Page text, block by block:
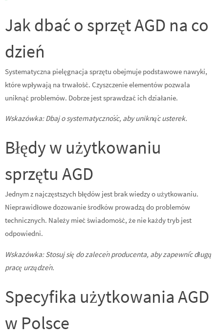
Jak dbać o sprzęt AGD na co
dzień
Systematyczna pielęgnacja sprzętu obejmuje podstawowe nawyki,
które wpływają na trwałość. Czyszczenie elementów pozwala
uniknąć problemów. Dobrze jest sprawdzać ich działanie.
Wskazówka: Dbaj o systematyczność, aby uniknąć usterek.
Błędy w użytkowaniu
sprzętu AGD
Jednym z najczęstszych błędów jest brak wiedzy o użytkowaniu.
Nieprawidłowe dozowanie środków prowadzą do problemów
technicznych. Należy mieć świadomość, że nie każdy tryb jest
odpowiedni.
Wskazówka: Stosuj się do zaleceń producenta, aby zapewnić długą
pracę urządzeń.
Specyfika użytkowania AGD
w Polsce